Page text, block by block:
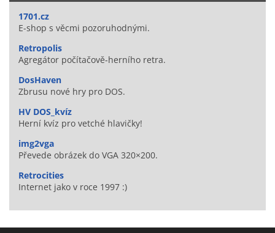
1701.cz
E-shop s věcmi pozoruhodnými.
Retropolis
Agregátor počítačově-herního retra.
DosHaven
Zbrusu nové hry pro DOS.
HV DOS_kvíz
Herní kvíz pro vetché hlavičky!
img2vga
Převede obrázek do VGA 320×200.
Retrocities
Internet jako v roce 1997 :)